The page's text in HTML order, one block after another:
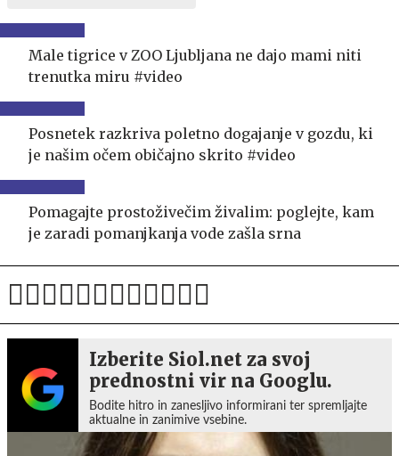
Male tigrice v ZOO Ljubljana ne dajo mami niti
trenutka miru #video
Posnetek razkriva poletno dogajanje v gozdu, ki
je našim očem običajno skrito #video
Pomagajte prostoživečim živalim: poglejte, kam
je zaradi pomanjkanja vode zašla srna
Izberite Siol.net za svoj
prednostni vir na Googlu.
Bodite hitro in zanesljivo informirani ter spremljajte
aktualne in zanimive vsebine.